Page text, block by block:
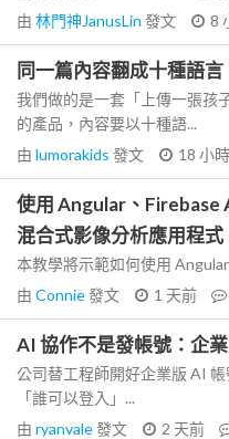
由 林門神JanusLin 發文 8
同一篇內容翻成十種語
我們做的是一套「上傳一張孩
的產品，內容要以十種語...
由 lumorakids 發文 18 小
使用 Angular、Firebase
混合式影像分析應用程式
本教學將示範如何使用
由 Connie發文 1 天前
AI 協作不是發帳號：企
公司替工程師開好企業版 AI
「誰可以登入」...
由 ryanvale發文 2 天前